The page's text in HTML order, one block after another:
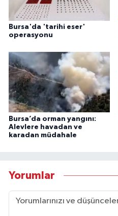
Bursa'da 'tarihi eser'
operasyonu
Bursa’da orman yangını:
Alevlere havadan ve
karadan müdahale
Yorumlar